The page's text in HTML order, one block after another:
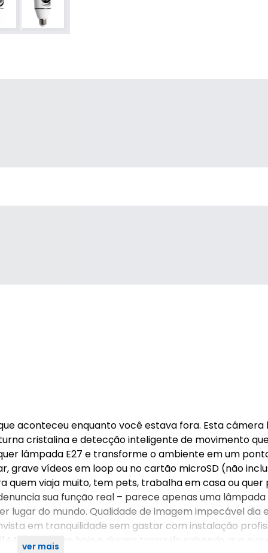
aconteceu enquanto você estava fora. Esta câmera
cristalina e detecção inteligente de movimento
lâmpada E27 e transforme o ambiente em um
grave vídeos em loop ou no cartão microSD (não
quem viaja muito, tem pets, trabalha em casa ou
sua função real – parece apenas uma
lugar do mundo. Qualidade de imagem impecável dia
em tranquilidade sem gastar com instalação
Compre hoje e durma tranquilo sabendo que sua
ver mais